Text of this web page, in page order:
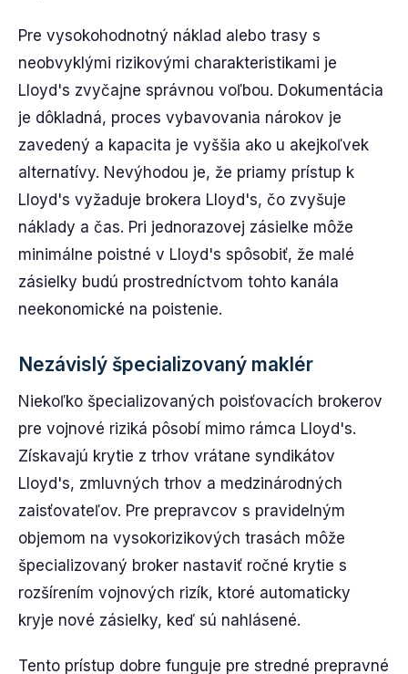
Pre vysokohodnotný náklad alebo trasy s
neobvyklými rizikovými charakteristikami je
Lloyd's zvyčajne správnou voľbou. Dokumentácia
je dôkladná, proces vybavovania nárokov je
zavedený a kapacita je vyššia ako u akejkoľvek
alternatívy. Nevýhodou je, že priamy prístup k
Lloyd's vyžaduje brokera Lloyd's, čo zvyšuje
náklady a čas. Pri jednorazovej zásielke môže
minimálne poistné v Lloyd's spôsobiť, že malé
zásielky budú prostredníctvom tohto kanála
neekonomické na poistenie.
Nezávislý špecializovaný maklér
Niekoľko špecializovaných poisťovacích brokerov
pre vojnové riziká pôsobí mimo rámca Lloyd's.
Získavajú krytie z trhov vrátane syndikátov
Lloyd's, zmluvných trhov a medzinárodných
zaisťovateľov. Pre prepravcov s pravidelným
objemom na vysokorizikových trasách môže
špecializovaný broker nastaviť ročné krytie s
rozšírením vojnových rizík, ktoré automaticky
kryje nové zásielky, keď sú nahlásené.
Tento prístup dobre funguje pre stredné prepravné